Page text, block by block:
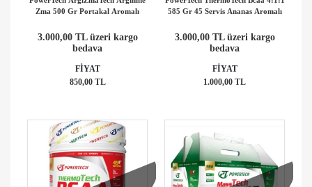
Zma 500 Gr Portakal Aromalı
3.000,00 TL üzeri kargo
bedava
FİYAT
850,00 TL
585 Gr 45 Servis Ananas Aromalı
3.000,00 TL üzeri kargo
bedava
FİYAT
1.000,00 TL